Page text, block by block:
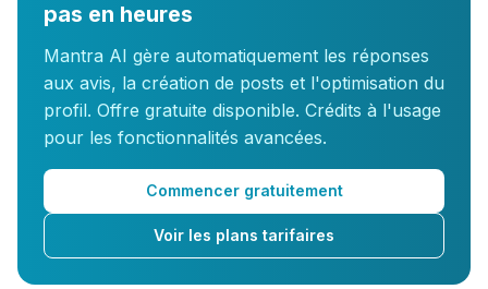
pas en heures
Mantra AI gère automatiquement les réponses
aux avis, la création de posts et l'optimisation du
profil. Offre gratuite disponible. Crédits à l'usage
pour les fonctionnalités avancées.
Commencer gratuitement
Voir les plans tarifaires